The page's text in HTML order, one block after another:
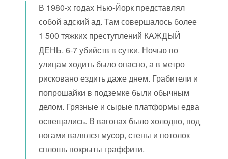
В 1980-х годах Нью-Йорк представлял
собой адский ад. Там совершалось более
1 500 тяжких преступлений КАЖДЫЙ
ДЕНЬ. 6-7 убийств в сутки. Ночью по
улицам ходить было опасно, а в метро
рисковано ездить даже днем. Грабители и
попрошайки в подземке были обычным
делом. Грязные и сырые платформы едва
освещались. В вагонах было холодно, под
ногами валялся мусор, стены и потолок
сплошь покрыты граффити.